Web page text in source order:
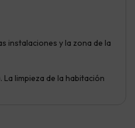
instalaciones y la zona de la
La limpieza de la habitación